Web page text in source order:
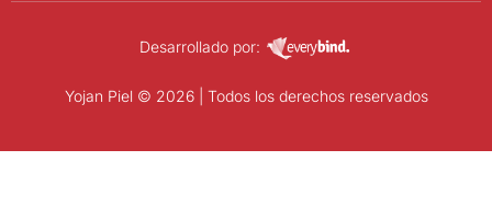
Desarrollado por:
Yojan Piel © 2026 | Todos los derechos reservados